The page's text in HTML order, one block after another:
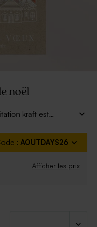
noël
kraft est
de joyeux noël au
: AOUTDAYS26
Afficher les prix